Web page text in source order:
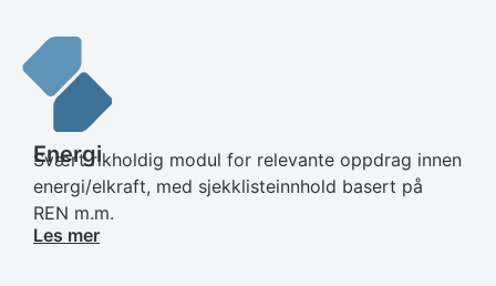
Energi
Svært rikholdig modul for relevante oppdrag innen
energi/elkraft, med sjekklisteinnhold basert på
REN m.m.
Les mer